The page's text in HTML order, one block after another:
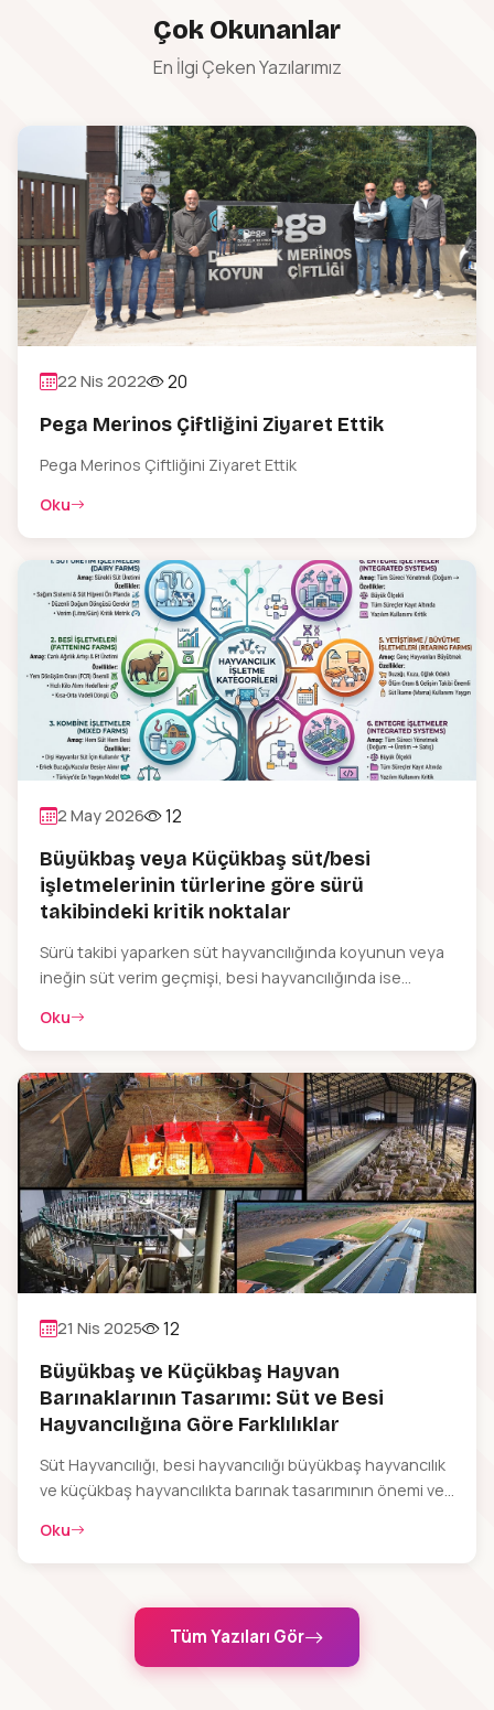
Çok Okunanlar
En İlgi Çeken Yazılarımız
22 Nis 2022 20
Pega Merinos Çiftliğini Ziyaret Ettik
Pega Merinos Çiftliğini Ziyaret Ettik
Oku
2 May 2026 12
Büyükbaş veya Küçükbaş süt/besi
işletmelerinin türlerine göre sürü
takibindeki kritik noktalar
Sürü takibi yaparken süt hayvancılığında koyunun veya
ineğin süt verim geçmişi, besi hayvancılığında ise
kazanmaktadır.
Oku
21 Nis 2025 12
Büyükbaş ve Küçükbaş Hayvan
Barınaklarının Tasarımı: Süt ve Besi
Hayvancılığına Göre Farklılıklar
Süt Hayvancılığı, besi hayvancılığı büyükbaş hayvancılık
ve küçükbaş hayvancılıkta barınak tasarımının önemi ve
Oku
Tüm Yazıları Gör